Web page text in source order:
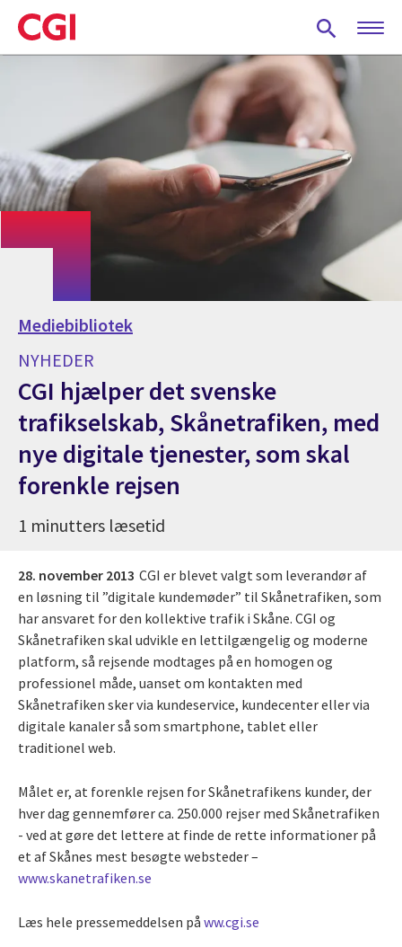
Skip
to
main
Mediebibliotek
NYHEDER
CGI hjælper det svenske
trafikselskab, Skånetrafiken, med
nye digitale tjenester, som skal
forenkle rejsen
1 minutters læsetid
28. november 2013 CGI er blevet valgt som leverandør af
en løsning til ”digitale kundemøder” til Skånetrafiken, som
har ansvaret for den kollektive trafik i Skåne. CGI og
Skånetrafiken skal udvikle en lettilgængelig og moderne
platform, så rejsende modtages på en homogen og
professionel måde, uanset om kontakten med
Skånetrafiken sker via kundeservice, kundecenter eller via
digitale kanaler så som smartphone, tablet eller
traditionel web.
Målet er, at forenkle rejsen for Skånetrafikens kunder, der
hver dag gennemfører ca. 250.000 rejser med Skånetrafiken
- ved at gøre det lettere at finde de rette informationer på
et af Skånes mest besøgte websteder –
www.skanetrafiken.se
Læs hele pressemeddelsen på ww.cgi.se